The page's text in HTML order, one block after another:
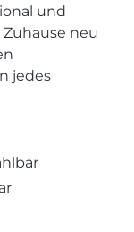
und
Zuhause neu
jedes